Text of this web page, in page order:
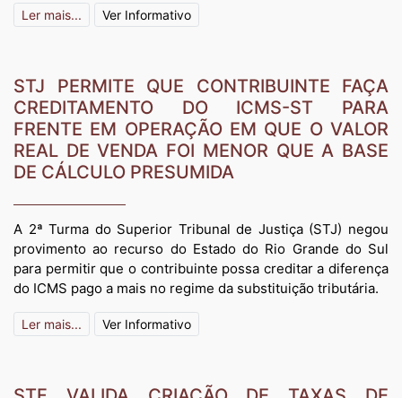
Ler mais... Ver Informativo
STJ PERMITE QUE CONTRIBUINTE FAÇA
CREDITAMENTO DO ICMS-ST PARA
FRENTE EM OPERAÇÃO EM QUE O VALOR
REAL DE VENDA FOI MENOR QUE A BASE
DE CÁLCULO PRESUMIDA
A 2ª Turma do Superior Tribunal de Justiça (STJ) negou
provimento ao recurso do Estado do Rio Grande do Sul
para permitir que o contribuinte possa creditar a diferença
do ICMS pago a mais no regime da substituição tributária.
Ler mais... Ver Informativo